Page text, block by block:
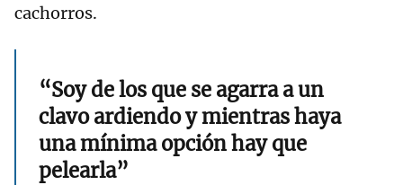
cachorros.
“Soy de los que se agarra a un
clavo ardiendo y mientras haya
una mínima opción hay que
pelearla”